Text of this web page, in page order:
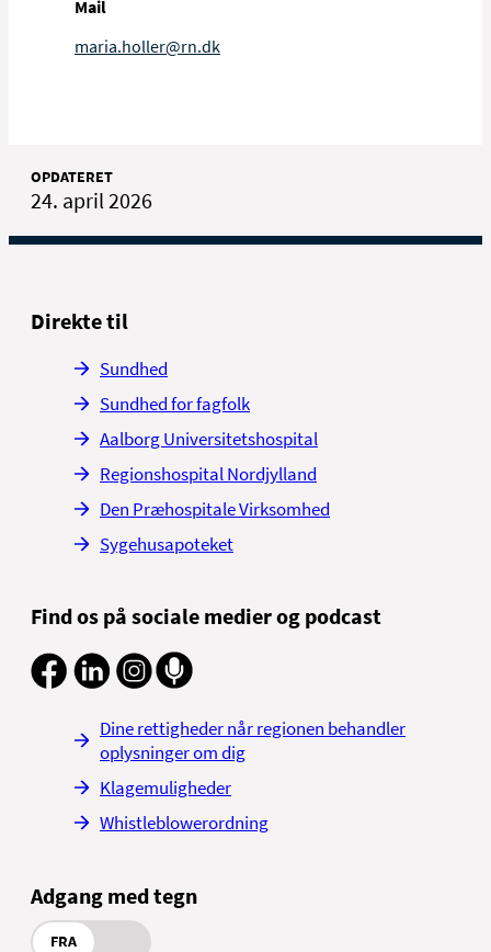
Mail
maria.holler@rn.dk
OPDATERET
24. april 2026
Direkte til
Sundhed
Sundhed for fagfolk
Aalborg Universitetshospital
Regionshospital Nordjylland
Den Præhospitale Virksomhed
Sygehusapoteket
Find os på sociale medier og podcast
Dine rettigheder når regionen behandler
oplysninger om dig
Klagemuligheder
Whistleblowerordning
Adgang med tegn
FRA